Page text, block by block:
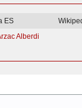
ES
Alberdi